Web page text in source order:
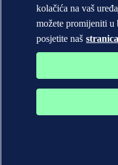
kolačića na vaš
možete promijeniti
posjetite naš